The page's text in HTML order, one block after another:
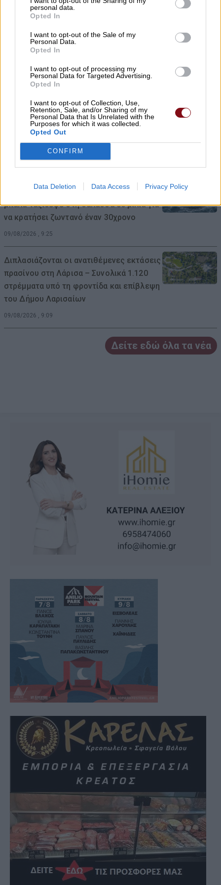
personal data.
Opted In
I want to opt-out of the Sale of my
Personal Data.
Opted In
I want to opt-out of processing my
Personal Data for Targeted Advertising.
Opted In
I want to opt-out of Collection, Use,
Retention, Sale, and/or Sharing of my
Personal Data that Is Unrelated with the
Purposes for which it was collected.
Opted Out
CONFIRM
Data Deletion Data Access Privacy Policy
Χρ. Κέλλας: Σημαντικοί πόροι για την
κτηνοτροφία και το 2026
09/08/2026 , 9:45
Νυχθημερόν ανοιχτά τα φώτα του
δημοτικού φωτισμού σε Τύρναβο,
Γιάννουλη, Αμπελώνα, Βρυότοπο και
Δένδρα λόγω βλάβης του ΔΕΔΔΗΕ
Απίστευτη ιστορία στην Ελλάδα – Πώς μια
μπάλα ταξίδεψε στη θάλασσα 80 μίλια για
να κρατήσει ζωντανό έναν 30χρονο
09/08/2026 , 9:25
Διπλασιάζονται οι ανατιθέμενες εκτάσεις
πρασίνου στη Λάρισα – Συνολικά 1.120
στρέμματα υπό τη φροντίδα και επίβλεψη
του Δήμου Λαρισαίων
09/08/2026 , 9:09
Δείτε εδώ όλα τα νέα